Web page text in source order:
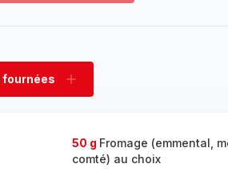
fournées
Ajouter
50 g Fromage (emmental,
comté) au choix